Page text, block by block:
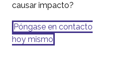
causar impacto?
Póngase en contacto
hoy mismo